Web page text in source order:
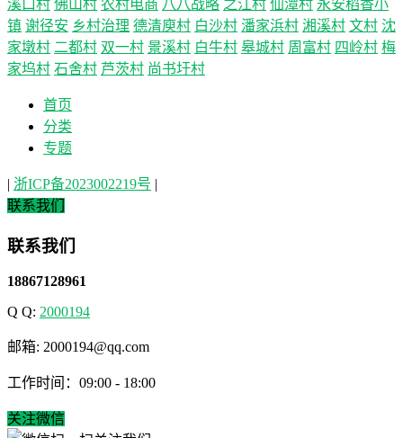
溪口村 佛山村 农村电商 八八战略 之江村 仙潭村 永安稻香小
镇 谢径安 乡村治理 德清庾村 白沙村 潘家浜村 湘溪村 文村 沈
家墩村 二都村 双一村 景溪村 白牛村 皋城村 周富村 四岭村 梅
家坞村 石舍村 芦茨村 尚书圩村
首页
分类
专题
| 浙ICP备2023002219号 |
联系我们
联系我们
18867128961
Q Q: 2000194
邮箱: 2000194@qq.com
工作时间：09:00 - 18:00
关注微信